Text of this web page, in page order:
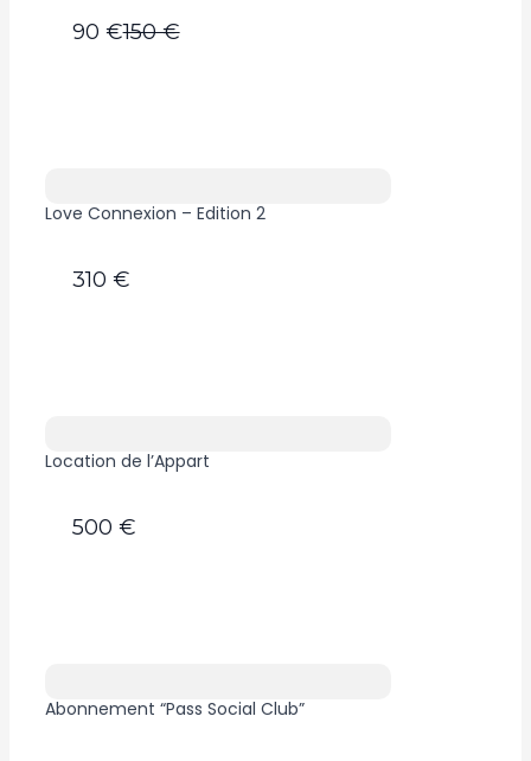
90 €Compare
150 €
Love Connexion – Edition 2
310 €
Location de l’Appart
500 €
Abonnement “Pass Social Club”